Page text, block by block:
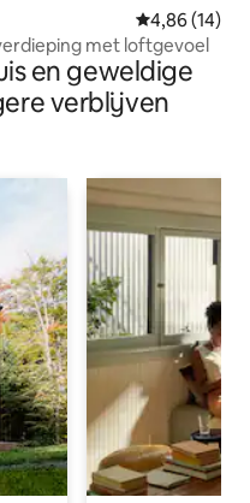
Gemiddelde
4,86 (14)
met loftgevoel
en geweldige
verblijven